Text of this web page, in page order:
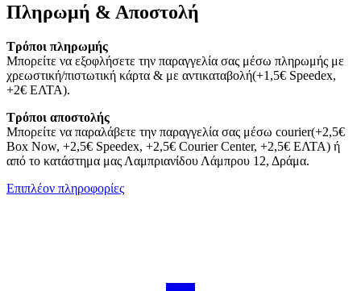
Πληρωμή & Αποστολή
Τρόποι πληρωμής
Μπορείτε να εξοφλήσετε την παραγγελία σας μέσω πληρωμής με
χρεωστική/πιστωτική κάρτα & με αντικαταβολή(+1,5€ Speedex,
+2€ ΕΛΤΑ).
Τρόποι αποστολής
Μπορείτε να παραλάβετε την παραγγελία σας μέσω courier(+2,5€
Box Now, +2,5€ Speedex, +2,5€ Courier Center, +2,5€ ΕΛΤΑ) ή
από το κατάστημα μας Λαμπριανίδου Λάμπρου 12, Δράμα.
Επιπλέον πληροφορίες